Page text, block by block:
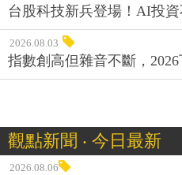
台股科技新兵登場！AI投
2026.08.03
指數創高但雜音不斷，
觀點新聞 ‧ 今日最新
2026.08.06